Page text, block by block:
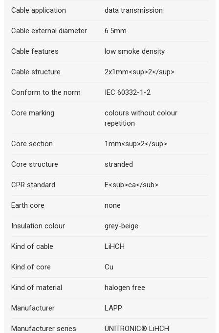
Cable application data transmission
Cable external diameter 6.5mm
Cable features low smoke density
Cable structure 2x1mm<sup>2</sup>
Conform to the norm IEC 60332-1-2
Core marking
colours without colour
repetition
Core section 1mm<sup>2</sup>
Core structure stranded
CPR standard E<sub>ca</sub>
Earth core none
Insulation colour grey-beige
Kind of cable LiHCH
Kind of core Cu
Kind of material halogen free
Manufacturer LAPP
Manufacturer series UNITRONIC® LiHCH